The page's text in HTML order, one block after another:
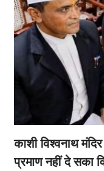
काशी विश्वनाथ
प्रमाण नहीं दे सका